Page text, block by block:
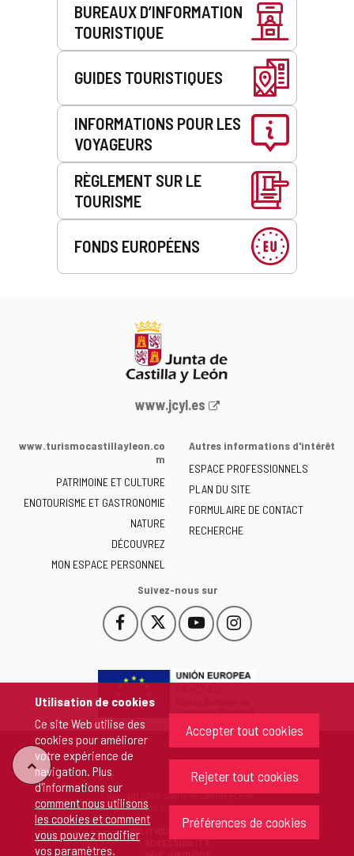
Utilisation de cookies
Ce site Web utilise des
cookies pour améliorer
votre expérience de
navigation. Plus
d'informations sur
comment nous utilisons
les cookies et comment
vous pouvez modifier
vos paramètres.
Accepter tout cookies
Rejeter tout cookies
Préférences de cookies
BUREAUX D’INFORMATION
TOURISTIQUE
GUIDES TOURISTIQUES
INFORMATIONS POUR LES
VOYAGEURS
RÈGLEMENT SUR LE
TOURISME
FONDS EUROPÉENS
Portail
la
de
Castilla
y
León
-
www.jcyl.es
www.turismocastillayleon.co
m
PATRIMOINE ET CULTURE
ENOTOURISME ET GASTRONOMIE
NATURE
DÉCOUVREZ
MON ESPACE PERSONNEL
Autres informations d'intérêt
ESPACE PROFESSIONNELS
PLAN DU SITE
FORMULAIRE DE CONTACT
RECHERCHE
Suivez-nous sur
Facebook
Este
enlace
abrirá
una
ventana
nueva.
Este
enlace
abrirá
ventana
nueva.
YouTube
Este
enlace
abrirá
ventana
nueva.
Instagram
Este
enlace
abrirá
ventana
nueva.
"Retour
sommet"
Copyright 2026 - Junta de Castilla y León
Tous droits réservés
POLITIQUE DE COOKIES
ACCESSIBILITÉ